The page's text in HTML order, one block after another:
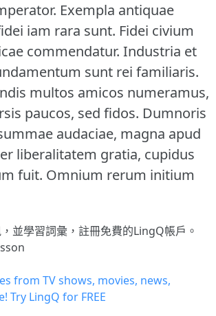
Exempla antiquae
iam rara sunt. Fidei civium
commendatur. Industria et
sunt rei familiaris.
multos amicos numeramus,
paucos, sed fidos. Dumnoris
audaciae, magna apud
liberalitatem gratia, cupidus
fuit. Omnium rerum initium
並學習詞彙， 註冊免費的LingQ帳戶。